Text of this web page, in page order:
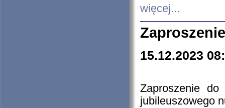
więcej...
15.12.2023
Zaproszenie do
jubileuszowego